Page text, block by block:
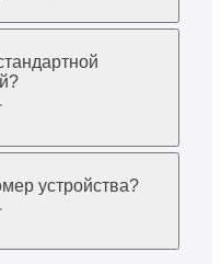
устройства?